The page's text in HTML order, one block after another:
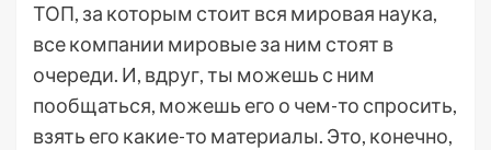
ТОП, за которым стоит вся мировая наука,
все компании мировые за ним стоят в
очереди. И, вдруг, ты можешь с ним
пообщаться, можешь его о чем-то спросить,
взять его какие-то материалы. Это, конечно,